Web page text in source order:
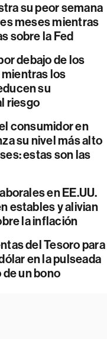
su peor semana
meses mientras
sobre la Fed
debajo de los
los
su
riesgo
consumidor en
su nivel más alto
estas son las
en EE.UU.
estables y alivian
la inflación
del Tesoro para
en la pulseada
un bono